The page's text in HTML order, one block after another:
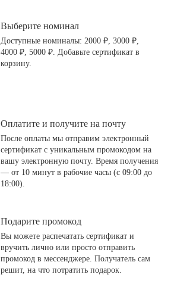
Выберите номинал
Доступные номиналы: 2000 ₽, 3000 ₽,
4000 ₽, 5000 ₽. Добавьте сертификат в
корзину.
Оплатите и получите на почту
После оплаты мы отправим электронный
сертификат с уникальным промокодом на
вашу электронную почту. Время получения
— от 10 минут в рабочие часы (с 09:00 до
18:00).
Подарите промокод
Вы можете распечатать сертификат и
вручить лично или просто отправить
промокод в мессенджере. Получатель сам
решит, на что потратить подарок.